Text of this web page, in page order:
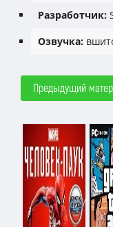
Разработчик:
Озвучка:
Предыдущий